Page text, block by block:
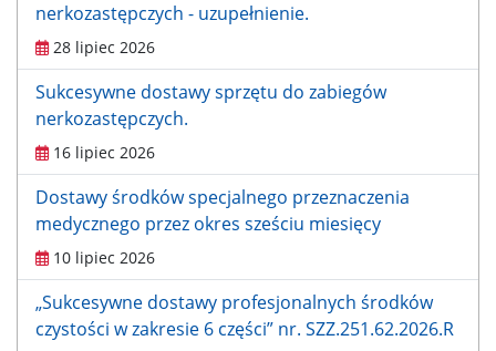
nerkozastępczych - uzupełnienie.
28 lipiec 2026
Sukcesywne dostawy sprzętu do zabiegów
nerkozastępczych.
16 lipiec 2026
Dostawy środków specjalnego przeznaczenia
medycznego przez okres sześciu miesięcy
10 lipiec 2026
„Sukcesywne dostawy profesjonalnych środków
czystości w zakresie 6 części” nr. SZZ.251.62.2026.R